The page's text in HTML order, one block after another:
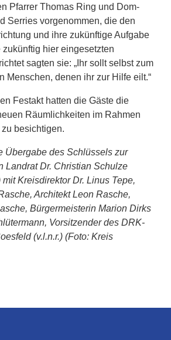
Pfarrer Thomas Ring und Dom-
Serries vorgenommen, die den
und ihre zukünftige Aufgabe
hier eingesetzten
sagten sie: „Ihr sollt selbst zum
Menschen, denen ihr zur Hilfe eilt.“
Festakt hatten die Gäste die
Räumlichkeiten im Rahmen
besichtigen.
Übergabe des Schlüssels zur
Landrat Dr. Christian Schulze
Kreisdirektor Dr. Linus Tepe,
Architekt Leon Rasche,
Bürgermeisterin Marion Dirks
Vorsitzender des DRK-
(v.l.n.r.) (Foto: Kreis